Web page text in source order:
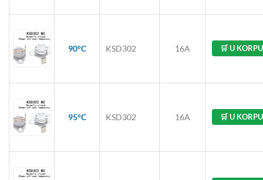
90°C KSD302 16A 🛒 U KORPU
95°C KSD302 16A 🛒 U KORPU